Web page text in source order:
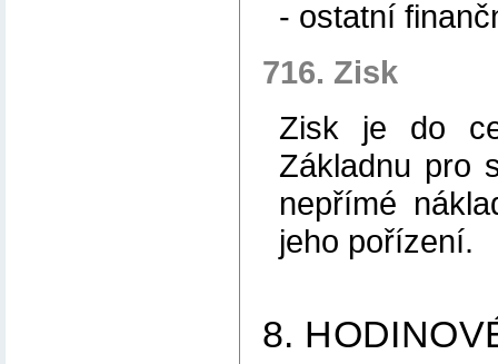
- ostatní
716. Zisk
Zisk je do
Základnu pro
nepřímé
jeho pořízení.
8.